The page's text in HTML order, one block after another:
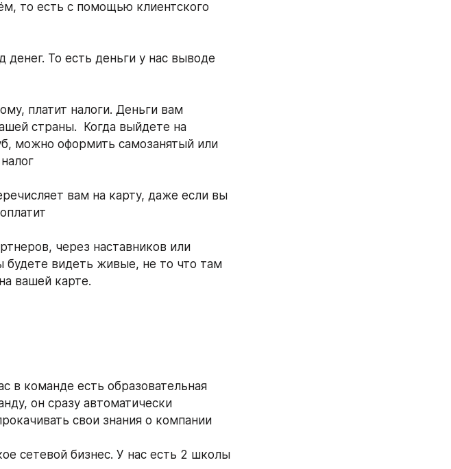
то есть с помощью клиентского
То есть деньги у нас выводе
платит налоги. Деньги вам
страны.  Когда выйдете на
можно оформить самозанятый или
вам на карту, даже если вы
через наставников или
будете видеть живые, не то что там
вашей карте.
в команде есть образовательная
он сразу автоматически
свои знания о компании
сетевой бизнес. У нас есть 2 школы